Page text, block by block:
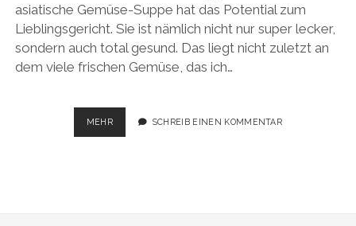
asiatische Gemüse-Suppe hat das Potential zum
Lieblingsgericht. Sie ist nämlich nicht nur super lecker,
sondern auch total gesund. Das liegt nicht zuletzt an
dem viele frischen Gemüse, das ich…
MEHRASIATISCHE
GEMÜSE-
SCHREIB EINEN KOMMENTAR